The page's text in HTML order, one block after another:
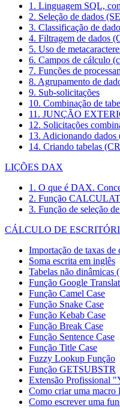
1. Linguagem SQL,
2. Seleção de dados
3. Classificação de
4. Filtragem de dados
5. Uso de
6. Campos de cálculo
7. Funções de
8. Agrupamento de
9. Sub-solicitações
10. Combinação de
11. JUNÇÃO
12. Solicitações
13. Adicionando
14. Criando tabelas
LIÇÕES DAX
1. O que é DAX.
2. Função
3. Função de seleção
CÁLCULO DE
Importação de taxas
Soma escrita em inglês
Tabelas não dinâmicas
Função Google
Função Camel Case
Função Snake Case
Função Kebab Case
Função Break Case
Função Sentence Case
Função Title Case
Fuzzy Lookup Função
Função GETSUBSTR
Extensão Profissional
Como criar uma macro
Como escrever uma